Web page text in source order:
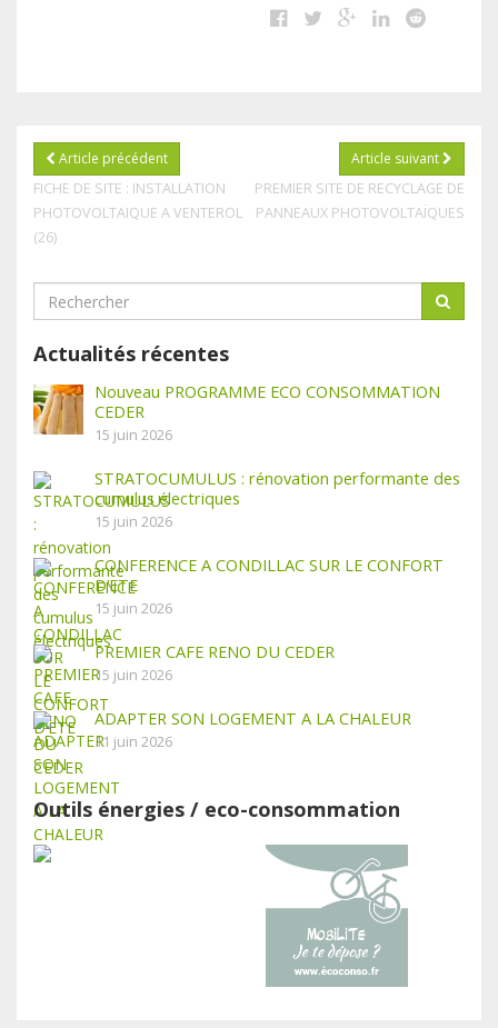
Article précédent
FICHE DE SITE : INSTALLATION
PHOTOVOLTAIQUE A VENTEROL
(26)
Article suivant
PREMIER SITE DE RECYCLAGE DE
PANNEAUX PHOTOVOLTAÏQUES
Actualités récentes
Nouveau PROGRAMME ECO CONSOMMATION
CEDER
15 juin 2026
STRATOCUMULUS : rénovation performante des
cumulus électriques
15 juin 2026
CONFERENCE A CONDILLAC SUR LE CONFORT
D’ETE
15 juin 2026
PREMIER CAFE RENO DU CEDER
15 juin 2026
ADAPTER SON LOGEMENT A LA CHALEUR
11 juin 2026
Outils énergies / eco-consommation